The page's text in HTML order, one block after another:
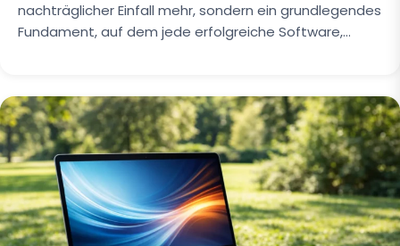
nachträglicher Einfall mehr, sondern ein grundlegendes
Fundament, auf dem jede erfolgreiche Software,…